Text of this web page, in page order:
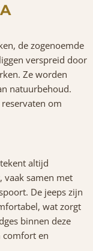
de zogenoemde
verspreid door
Ze worden
natuurbehoud.
om
altijd
vaak samen met
De jeeps zijn
wat zorgt
binnen deze
comfort en